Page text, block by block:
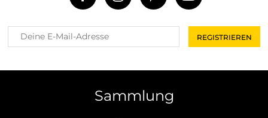
Sammlung